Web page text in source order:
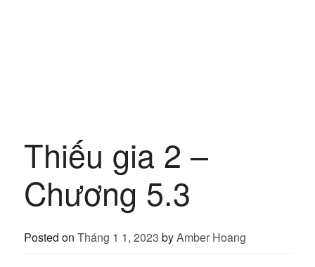
Thiếu gia 2 –
Chương 5.3
Posted on Tháng 1 1, 2023 byAmber Hoang